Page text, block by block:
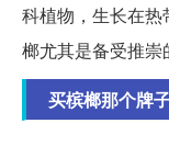
科植物，生长在
榔尤其是备受推崇
买槟榔那个牌